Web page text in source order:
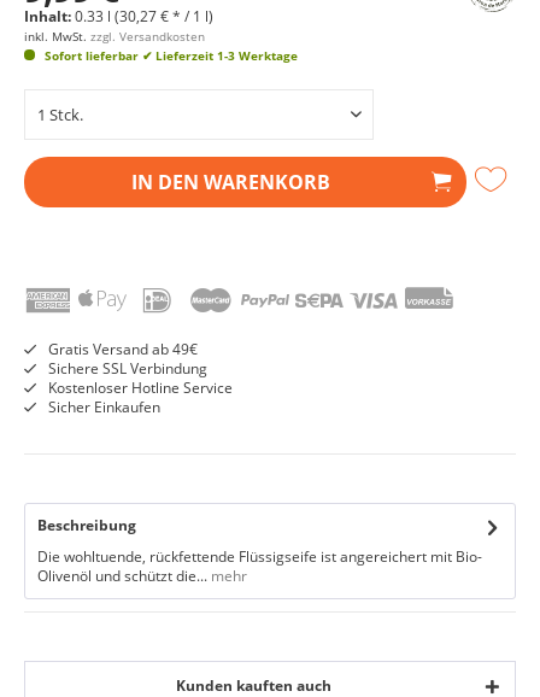
Inhalt:0.33 l (30,27 € * / 1 l)
inkl. MwSt. zzgl. Versandkosten
Sofort lieferbar ✔ Lieferzeit 1-3 Werktage
IN DEN WARENKORB
Gratis Versand ab 49€
Sichere SSL Verbindung
Kostenloser Hotline Service
Sicher Einkaufen
Beschreibung
Die wohltuende, rückfettende Flüssigseife ist angereichert mit Bio-
Olivenöl und schützt die... mehr
Kunden kauften auch